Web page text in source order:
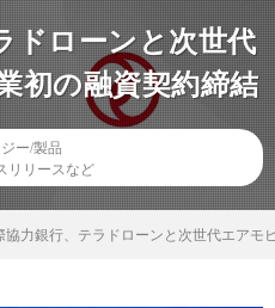
ドローンと次世代
初の融資契約締結
ー/製品
リリースなど
協力銀行、テラドローンと次世代エアモ